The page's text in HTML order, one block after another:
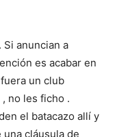
anuncian a
es acabar en
un club
no les ficho .
el batacazo allí y
cláusula de